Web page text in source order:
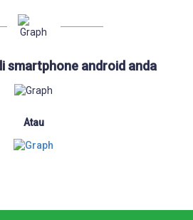
smartphone android anda
Atau